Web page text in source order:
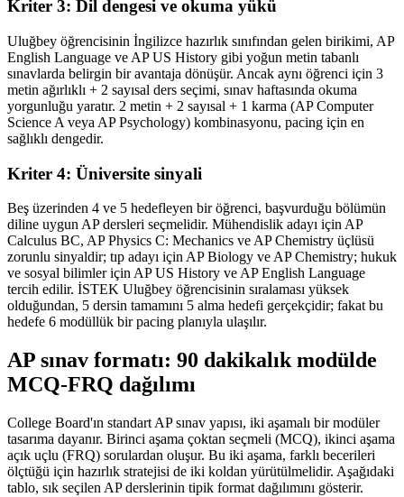
Kriter 3: Dil dengesi ve okuma yükü
Uluğbey öğrencisinin İngilizce hazırlık sınıfından gelen birikimi, AP
English Language ve AP US History gibi yoğun metin tabanlı
sınavlarda belirgin bir avantaja dönüşür. Ancak aynı öğrenci için 3
metin ağırlıklı + 2 sayısal ders seçimi, sınav haftasında okuma
yorgunluğu yaratır. 2 metin + 2 sayısal + 1 karma (AP Computer
Science A veya AP Psychology) kombinasyonu, pacing için en
sağlıklı dengedir.
Kriter 4: Üniversite sinyali
Beş üzerinden 4 ve 5 hedefleyen bir öğrenci, başvurduğu bölümün
diline uygun AP dersleri seçmelidir. Mühendislik adayı için AP
Calculus BC, AP Physics C: Mechanics ve AP Chemistry üçlüsü
zorunlu sinyaldir; tıp adayı için AP Biology ve AP Chemistry; hukuk
ve sosyal bilimler için AP US History ve AP English Language
tercih edilir. İSTEK Uluğbey öğrencisinin sıralaması yüksek
olduğundan, 5 dersin tamamını 5 alma hedefi gerçekçidir; fakat bu
hedefe 6 modüllük bir pacing planıyla ulaşılır.
AP sınav formatı: 90 dakikalık modülde
MCQ-FRQ dağılımı
College Board'ın standart AP sınav yapısı, iki aşamalı bir modüler
tasarıma dayanır. Birinci aşama çoktan seçmeli (MCQ), ikinci aşama
açık uçlu (FRQ) sorulardan oluşur. Bu iki aşama, farklı becerileri
ölçtüğü için hazırlık stratejisi de iki koldan yürütülmelidir. Aşağıdaki
tablo, sık seçilen AP derslerinin tipik format dağılımını gösterir.